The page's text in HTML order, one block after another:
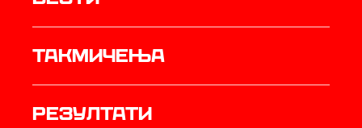
Такмичења
резултати